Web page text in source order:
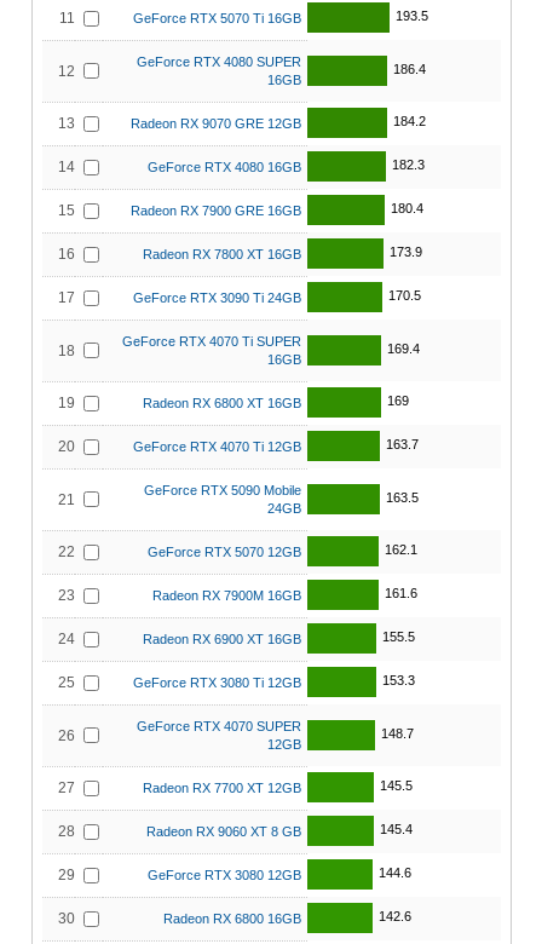
11 GeForce RTX 5070 Ti 16GB 193.5
12
GeForce RTX 4080 SUPER
16GB
186.4
13 Radeon RX 9070 GRE 12GB 184.2
14 GeForce RTX 4080 16GB 182.3
15 Radeon RX 7900 GRE 16GB 180.4
16 Radeon RX 7800 XT 16GB 173.9
17 GeForce RTX 3090 Ti 24GB 170.5
18
GeForce RTX 4070 Ti SUPER
16GB
169.4
19 Radeon RX 6800 XT 16GB 169
20 GeForce RTX 4070 Ti 12GB 163.7
21
GeForce RTX 5090 Mobile
24GB
163.5
22 GeForce RTX 5070 12GB 162.1
23 Radeon RX 7900M 16GB 161.6
24 Radeon RX 6900 XT 16GB 155.5
25 GeForce RTX 3080 Ti 12GB 153.3
26
GeForce RTX 4070 SUPER
12GB
148.7
27 Radeon RX 7700 XT 12GB 145.5
28 Radeon RX 9060 XT 8 GB 145.4
29 GeForce RTX 3080 12GB 144.6
30 Radeon RX 6800 16GB 142.6